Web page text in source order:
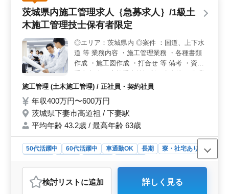
験者優遇のため、実務経験のある方からの応募を歓迎し
ています。 ＜ブランクのある方も歓迎＞ 能力に合
わせて業務をお任せするため、ブランクのある方も歓迎
残業はほとんどありません。即戦力として活躍できるベ
テラン世代の方々からのご応募をお待ちしていま
す。 ＜働きやすい労働環境＞ 週5日の勤務で、土日
祝はしっかり休むことができます。就業時間は9:00〜
18:00で、休憩時間も60分あります。通勤手当は全額支給
され、車通勤も可能です（無料駐車場あり）。福利厚生
も整っており、安心して働くことができます。
茨城県内施工管理求人｛急募求人｝/1級土
木施工管理技士保有者限定
◎エリア：茨城県内 ◎案件 ：国道、上下水
道 等 業務内容 ・施工管理業務 ・各種書類
作成 ・施工図作成 ・打合せ 等 備考 ・資格
着支給 ・単身用宿舎完備 ☆1級土木施工管
☆1級土木施工管理技士保有者歓迎 ご応募お
待ちしております！！
施工管理 (土木施工管理) / 正社員・契約社員
年収400万円〜600万円
茨城県下妻市高道祖 / 下妻駅
平均年齢 43.2歳 / 最高年齢 63歳
50代活躍中 60代活躍中 車通勤OK 長期
寮・社宅あり
おすすめポイント
＜急募求人：茨城県内施工管理＞ 茨城県下妻市高道祖
検討リスト に追加 詳しく見る